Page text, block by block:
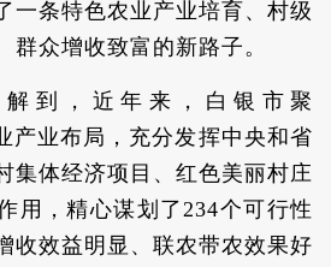
一条特色农业产业培育、村级
群众增收致富的新路子。
到，近年来，白银市聚
产业布局，充分发挥中央和省
集体经济项目、红色美丽村庄
用，精心谋划了234个可行性
收效益明显、联农带农效果好